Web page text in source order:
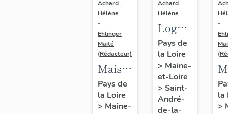
Achard
Hélène
-
Ehlinger
Maïté
(Rédacteur)
Maison
de
l'industriel
Pays de
la Loire
> Maine-
Achard
Hélène
Logements
ouvriers
de
l'usine
de
chaussures
Pays de
la Loire
> Maine-
et-Loire
> Saint-
André-
de-la-
-
la
>